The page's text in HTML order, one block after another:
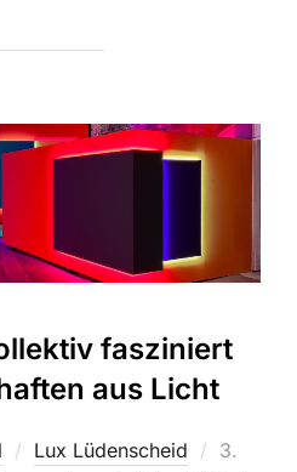
fasziniert
aus Licht
Lux Lüdenscheid
3.